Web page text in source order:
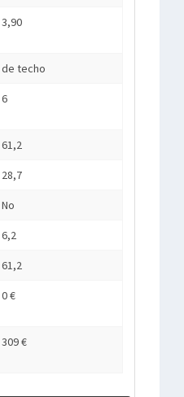
3,90
de techo
6
61,2
28,7
No
6,2
61,2
0 €
309 €